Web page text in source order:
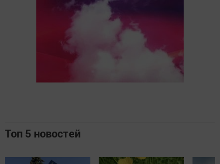
Топ 5 новостей